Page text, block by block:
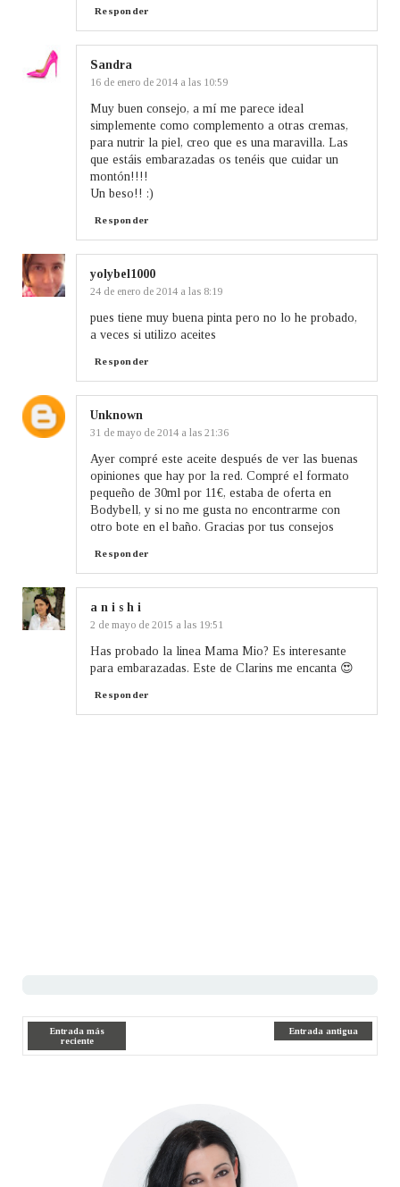
Responder
Sandra
16 de enero de 2014 a las 10:59
Muy buen consejo, a mí me parece ideal
simplemente como complemento a otras cremas,
para nutrir la piel, creo que es una maravilla. Las
que estáis embarazadas os tenéis que cuidar un
montón!!!!
Un beso!! :)
Responder
yolybel1000
24 de enero de 2014 a las 8:19
pues tiene muy buena pinta pero no lo he probado,
a veces si utilizo aceites
Responder
Unknown
31 de mayo de 2014 a las 21:36
Ayer compré este aceite después de ver las buenas
opiniones que hay por la red. Compré el formato
pequeño de 30ml por 11€, estaba de oferta en
Bodybell, y si no me gusta no encontrarme con
otro bote en el baño. Gracias por tus consejos
Responder
a n i s h i
2 de mayo de 2015 a las 19:51
Has probado la linea Mama Mio? Es interesante
para embarazadas. Este de Clarins me encanta 😍
Responder
Entrada más
reciente
Entrada antigua